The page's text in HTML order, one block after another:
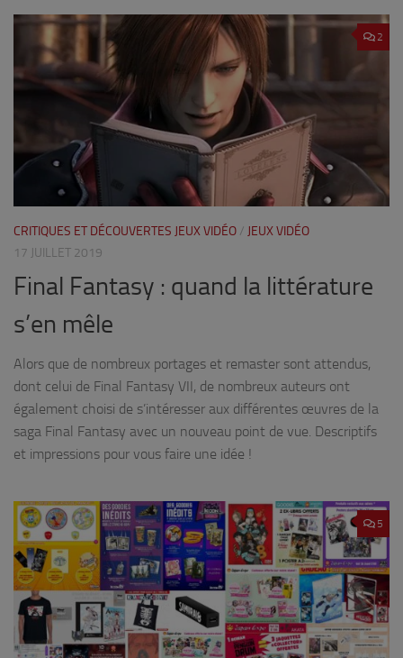
2
CRITIQUES ET DÉCOUVERTES JEUX VIDÉO / JEUX VIDÉO
17 JUILLET 2019
Final Fantasy : quand la littérature
s’en mêle
Alors que de nombreux portages et remaster sont attendus,
dont celui de Final Fantasy VII, de nombreux auteurs ont
également choisi de s’intéresser aux différentes œuvres de la
saga Final Fantasy avec un nouveau point de vue. Descriptifs
et impressions pour vous faire une idée !
5